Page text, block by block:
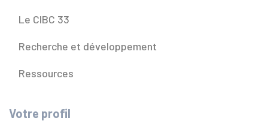
Le CIBC 33
Recherche et développement
Ressources
Votre profil